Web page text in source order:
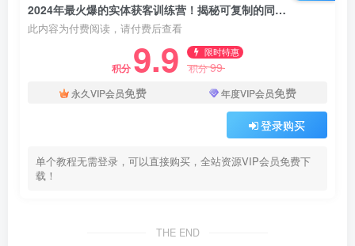
2024年最火爆的实体获客训练营！揭秘可复制的同城短视频打法，助你引爆业务增长！
此内容为付费阅读，请付费后查看
积分 9.9 限时特惠
积分99
永久VIP会员免费 年度VIP会员免费
登录购买
单个教程无需登录，可以直接购买，全站资源VIP会员免费下
载！
THE END